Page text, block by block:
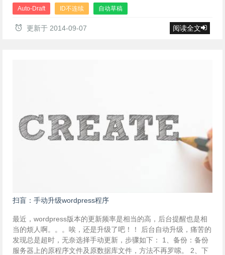
Auto-Draft ID不连续 自动草稿
更新于 2014-09-07 阅读全文
扫盲：手动升级wordpress程序
最近，wordpress版本的更新频率是相当的高，后台提醒也是相
当的烦人啊。。。唉，还是升级了吧！！ 后台自动升级，痛苦的
发现总是超时，无奈选择手动更新，步骤如下： 1、备份：备份
服务器上的原程序文件及原数据库文件，方法不再罗嗦。 2、下